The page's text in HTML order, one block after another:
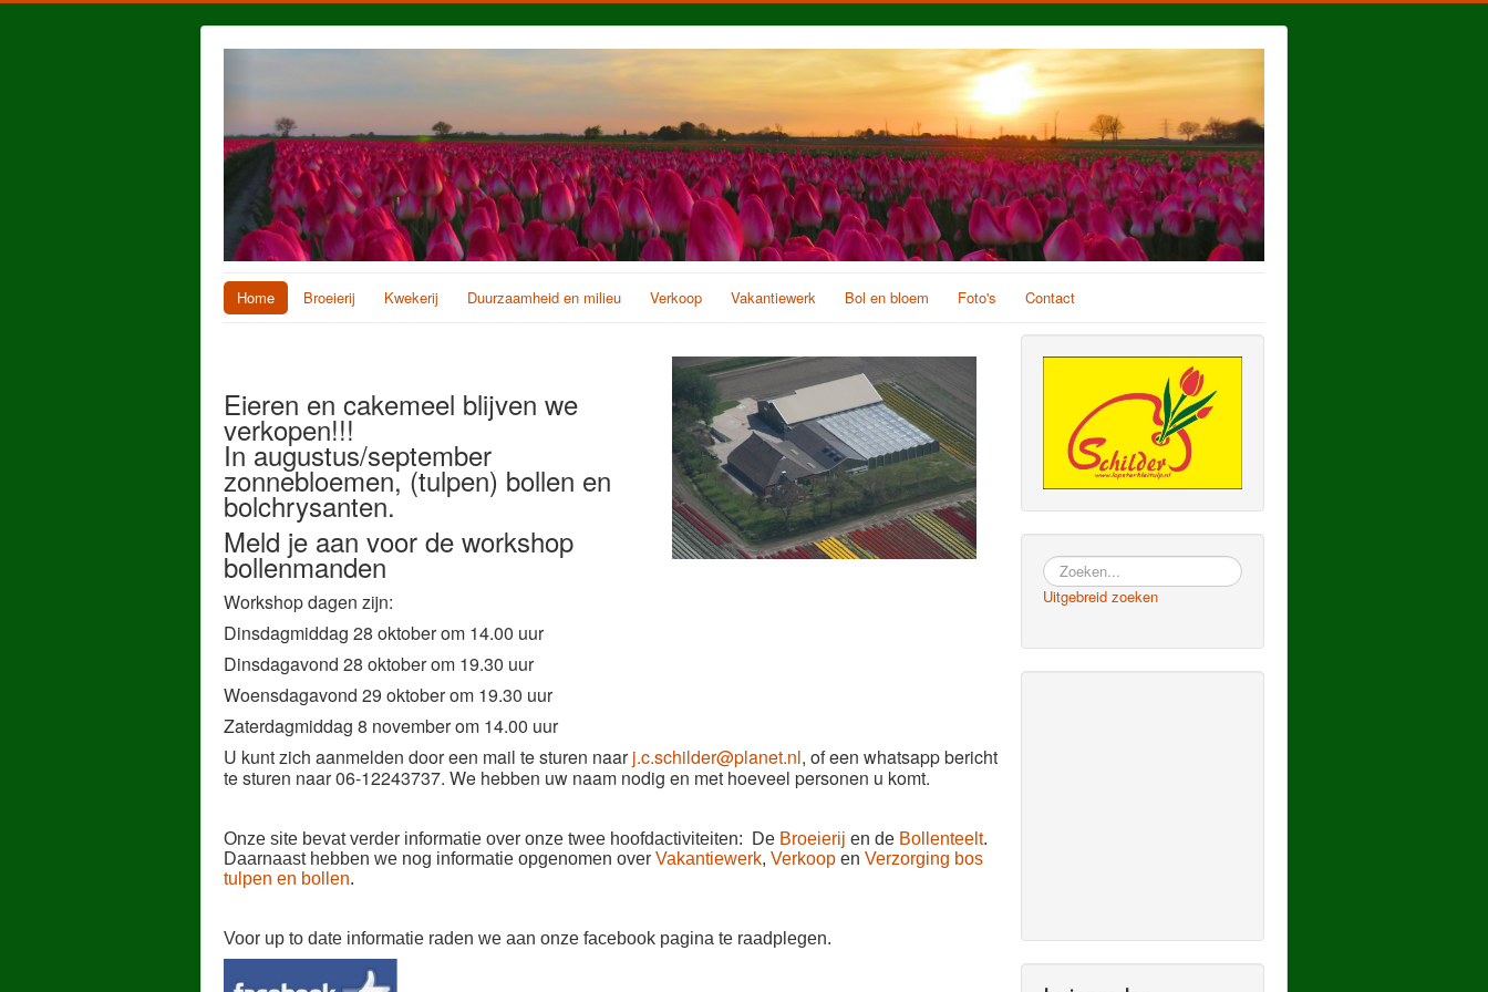
Home Broeierij Kwekerij Duurzaamheid en milieu Verkoop Vakantiewerk Bol en bloem Foto's Contact
Eieren en cakemeel blijven we
verkopen!!!
In augustus/september
zonnebloemen, (tulpen) bollen en
bolchrysanten.
Meld je aan voor de workshop
bollenmanden
Workshop dagen zijn:
Dinsdagmiddag 28 oktober om 14.00 uur
Dinsdagavond 28 oktober om 19.30 uur
Woensdagavond 29 oktober om 19.30 uur
Zaterdagmiddag 8 november om 14.00 uur
U kunt zich aanmelden door een mail te sturen naarj.c.schilder@planet.nl, of een whatsapp bericht
te sturen naar 06-12243737. We hebben uw naam nodig en met hoeveel personen u komt.
Onze site bevat verder informatie over onze twee hoofdactiviteiten: De Broeierij en de Bollenteelt.
Daarnaast hebben we nog informatie opgenomen over Vakantiewerk, Verkoop en Verzorging bos
tulpen en bollen.
Voor up to date informatie raden we aan onze facebook pagina te raadplegen.
Uitgebreid zoeken